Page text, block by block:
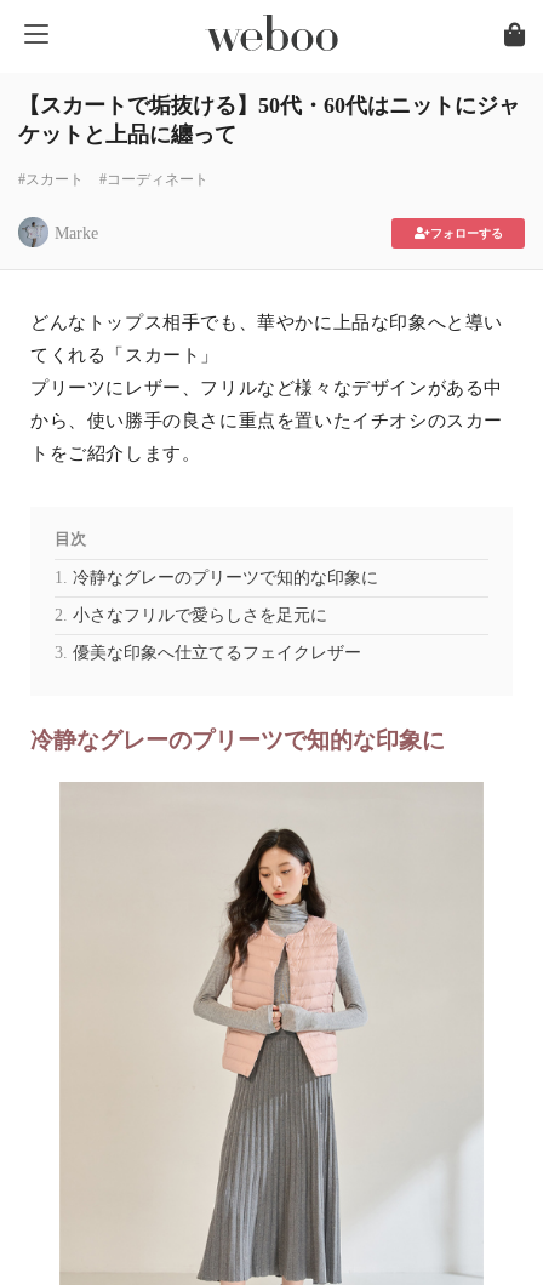
【スカートで垢抜ける】50代・60代はニットにジャ
ケットと上品に纏って
#スカート #コーディネート
Marke フォローする
どんなトップス相手でも、華やかに上品な印象へと導い
てくれる「スカート」
プリーツにレザー、フリルなど様々なデザインがある中
から、使い勝手の良さに重点を置いたイチオシのスカー
トをご紹介します。
目次
冷静なグレーのプリーツで知的な印象に
小さなフリルで愛らしさを足元に
優美な印象へ仕立てるフェイクレザー
冷静なグレーのプリーツで知的な印象に